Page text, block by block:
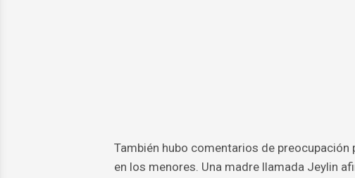
También hubo comentarios de
en los menores. Una madre llamada Jeylin